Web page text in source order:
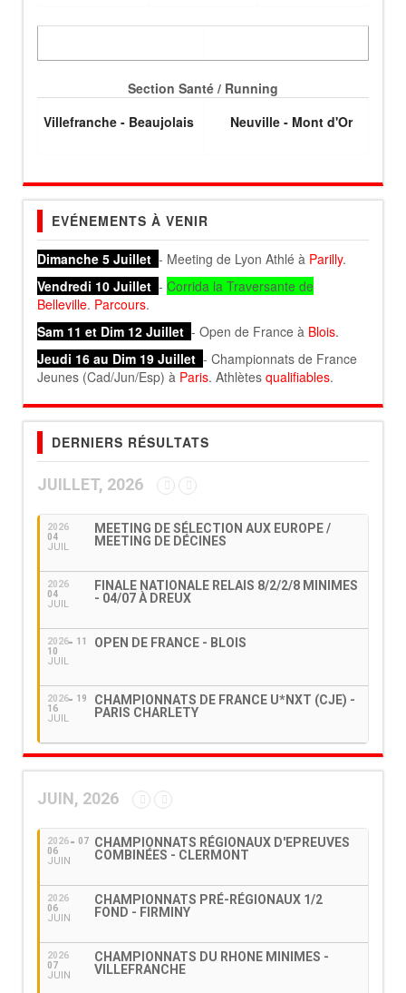
Section Santé / Running
Villefranche - Beaujolais
Neuville - Mont d'Or
EVÉNEMENTS À VENIR
Dimanche 5 Juillet - Meeting de Lyon Athlé à Parilly.
Vendredi 10 Juillet - Corrida la Traversante de
Belleville. Parcours.
Sam 11 et Dim 12 Juillet - Open de France à Blois.
Jeudi 16 au Dim 19 Juillet - Championnats de France
Jeunes (Cad/Jun/Esp) à Paris. Athlètes qualifiables.
DERNIERS RÉSULTATS
JUILLET, 2026
2026
04
JUIL
MEETING DE SÉLECTION AUX EUROPE /
MEETING DE DÉCINES
2026
04
JUIL
FINALE NATIONALE RELAIS 8/2/2/8 MINIMES
- 04/07 À DREUX
2026
10
JUIL
11 OPEN DE FRANCE - BLOIS
2026
16
JUIL
19
CHAMPIONNATS DE FRANCE U*NXT (CJE) -
PARIS CHARLETY
JUIN, 2026
2026
06
JUIN
07
CHAMPIONNATS RÉGIONAUX D'EPREUVES
COMBINÉES - CLERMONT
2026
06
JUIN
CHAMPIONNATS PRÉ-RÉGIONAUX 1/2
FOND - FIRMINY
2026
07
JUIN
CHAMPIONNATS DU RHONE MINIMES -
VILLEFRANCHE